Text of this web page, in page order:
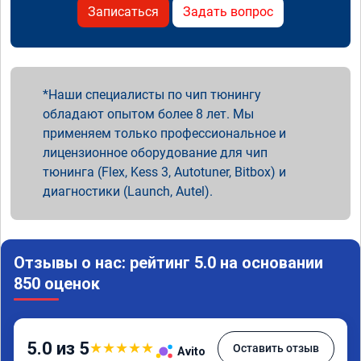
Записаться Задать вопрос
Наши специалисты по чип тюнингу
обладают опытом более 8 лет. Мы
применяем только профессиональное и
лицензионное оборудование для чип
тюнинга (Flex, Kess 3, Autotuner, Bitbox) и
диагностики (Launch, Autel).
Отзывы о нас: рейтинг 5.0 на основании
850 оценок
5.0 из 5★★★★★ Avito Оставить отзыв